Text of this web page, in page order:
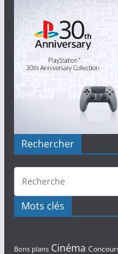
Rechercher
Mots clés
Bons plans Cinéma